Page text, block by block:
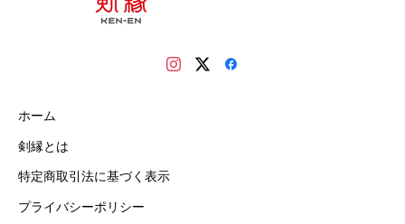
ホーム
剣縁とは
特定商取引法に基づく表示
プライバシーポリシー